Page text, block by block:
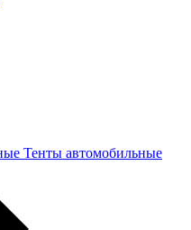
Тенты автомобильные